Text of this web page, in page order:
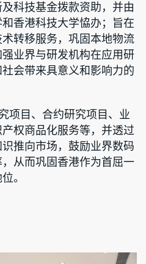
科技基金拨款资助，并由
香港科技大学恊办；旨在
转移服务，巩固本地物流
业界与研发机构在应用研
会带来具意义和影响力的
项目、合约研究项目、业
权商品化服务等，并透过
推向市场，鼓励业界数码
从而巩固香港作为首屈一
。